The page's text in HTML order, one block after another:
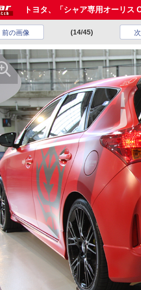
トヨタ、「シャア専用オーリス
前の画像 (14/45)